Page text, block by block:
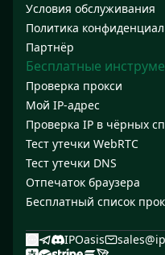
Условия обслуживания
Политика
Партнёр
Бесплатные
Проверка прокси
Мой IP-адрес
Проверка IP в чёрных
Тест утечки WebRTC
Тест утечки DNS
Отпечаток браузера
Бесплатный список
IPOasis